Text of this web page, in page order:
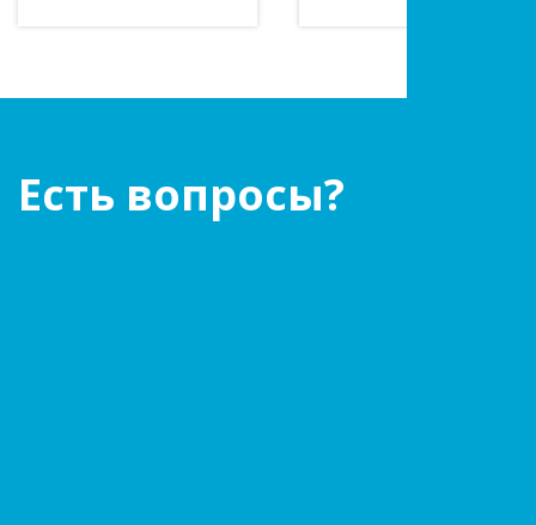
Есть вопросы?